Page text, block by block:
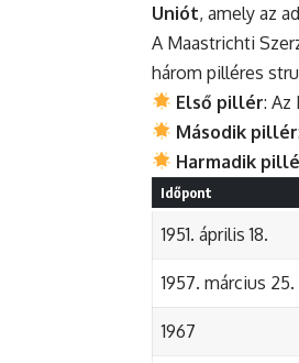
Uniót, amely az
A Maastrichti
három pilléres
Első pillér: Az
Második pillér
Harmadik
Időpont
1951. április 18.
1957. március 25.
1967